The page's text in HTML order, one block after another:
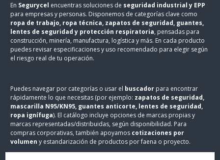
En Segurycel encuentras soluciones de seguridad industrial y EPP
para empresas y personas. Disponemos de categorías clave como
ropa de trabajo, ropa técnica, zapatos de seguridad, guantes,
lentes de seguridad y protección respiratoria, pensadas para
construcción, minería, manufactura, logística y más. En cada producto
puedes revisar especificaciones y uso recomendado para elegir según
el riesgo real de tu operación.
Puedes navegar por categorías o usar el buscador para encontrar
rápidamente lo que necesitas (por ejemplo: zapatos de seguridad,
mascarilla N95/KN95, guantes anticorte, lentes de seguridad,
ropa ignífuga). El catálogo incluye opciones de marcas propias y
marcas representadas/distribuidas, según disponibilidad. Para
compras corporativas, también apoyamos cotizaciones por
volumen y estandarización de productos por faena o proyecto.